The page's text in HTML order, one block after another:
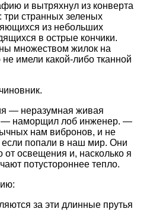
и вытряхнул из конверта
странных зеленых
из небольших
в острые кончики.
множеством жилок на
имели какой-либо тканной
— неразумная живая
— наморщил лоб инженер. —
нам вибронов, и не
попали в наш мир. Они
освещения и, насколько я
потустороннее тепло.
за эти длинные прутья